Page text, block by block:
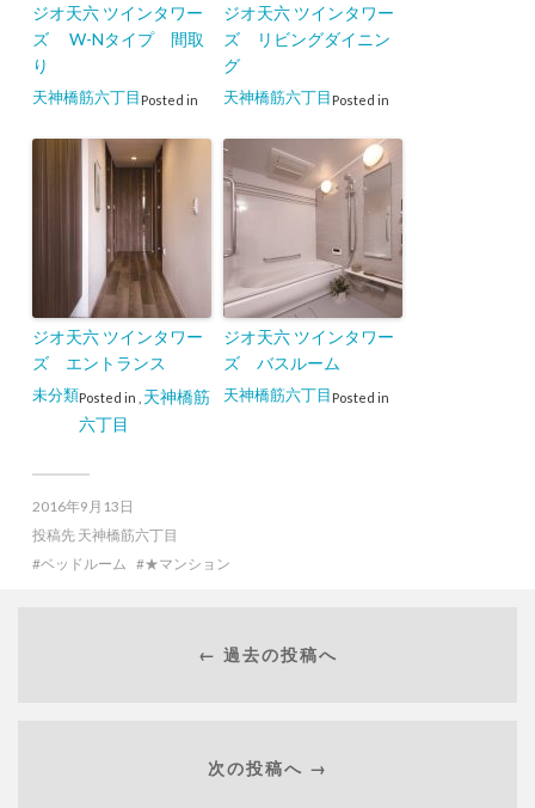
ジオ天六 ツインタワー
ズ W-Nタイプ 間取
り
Posted in
天神橋筋六丁目
ジオ天六 ツインタワー
ズ リビングダイニン
グ
Posted in
天神橋筋六丁目
ジオ天六 ツインタワー
ズ エントランス
Posted in
未分類
天神橋筋
六丁目
ジオ天六 ツインタワー
ズ バスルーム
Posted in
天神橋筋六丁目
2016年9月13日
投稿先 天神橋筋六丁目
ベッドルーム
★マンション
← 過去の投稿へ
次の投稿へ →